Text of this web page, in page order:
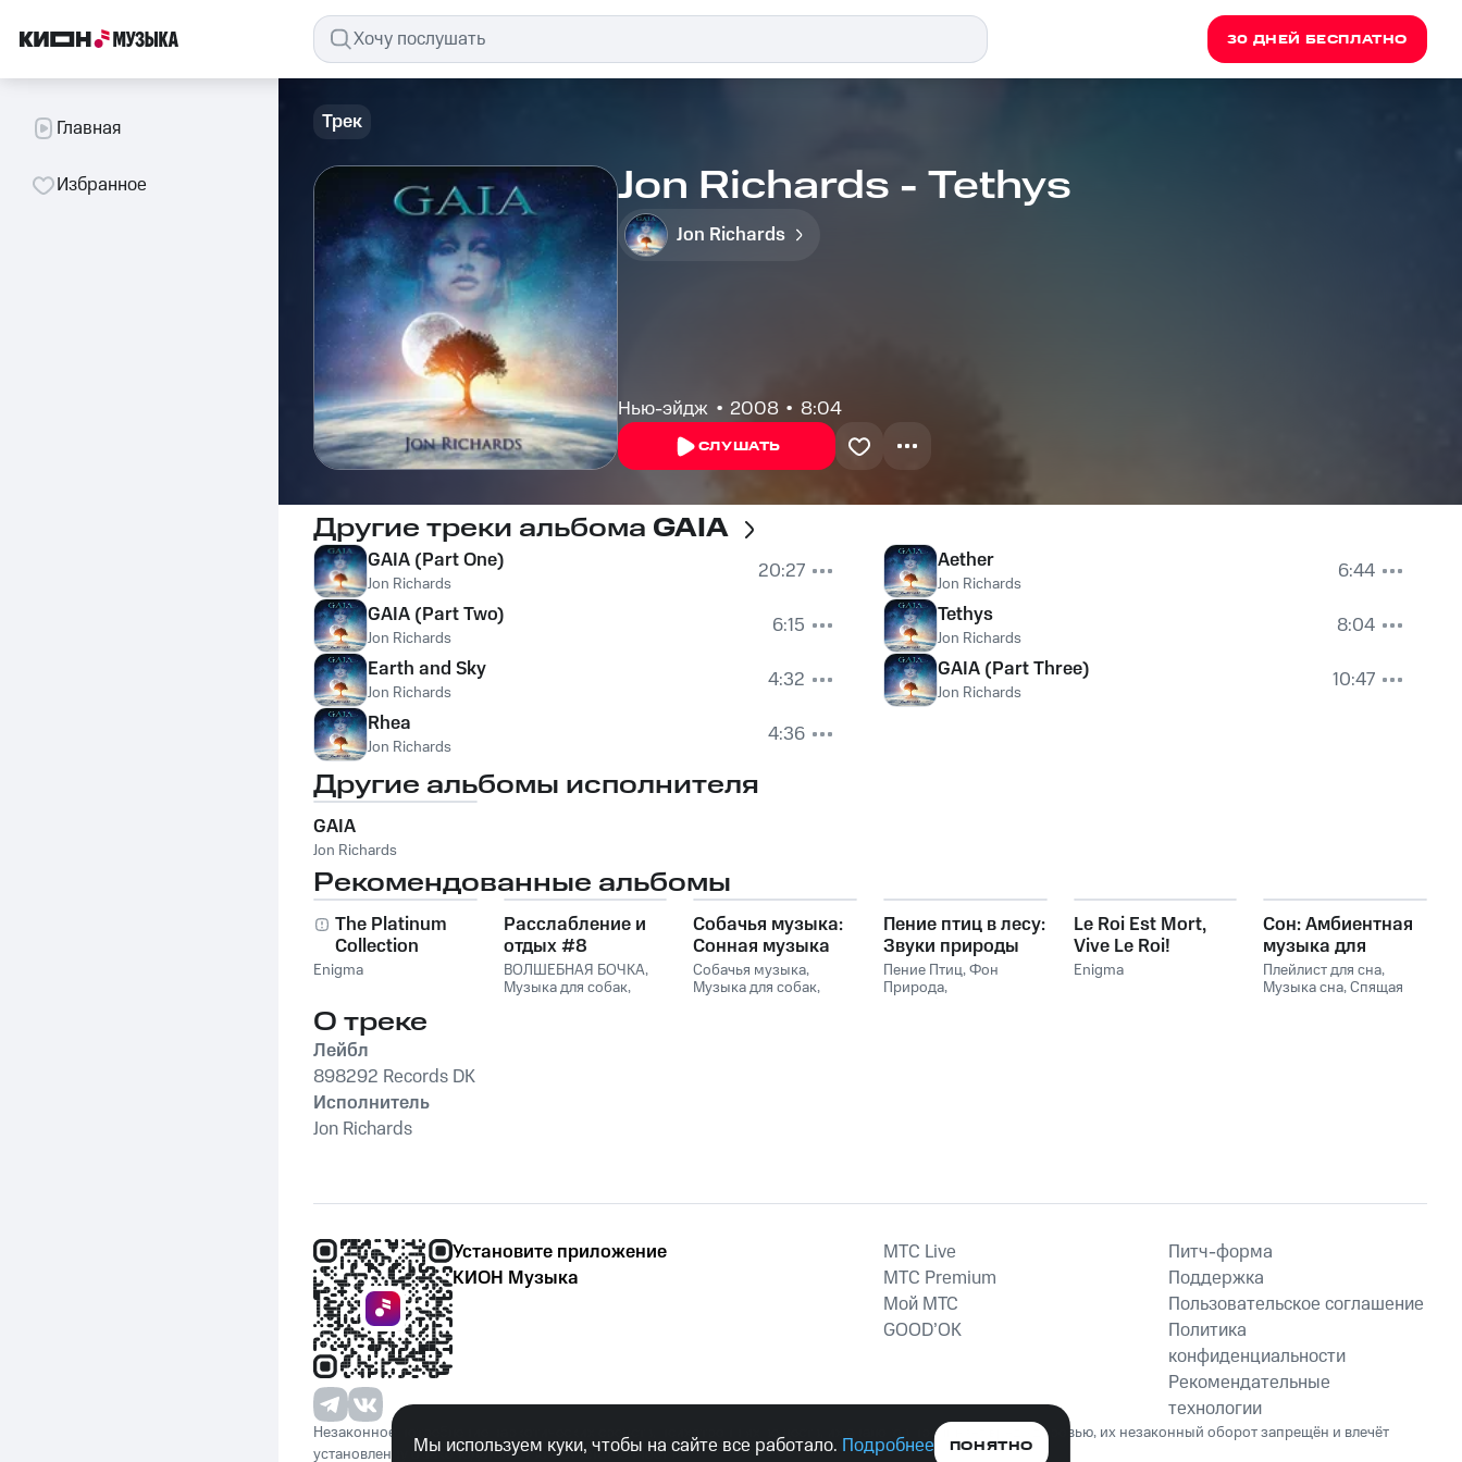
30 ДНЕЙ БЕСПЛАТНО
Главная
Избранное
Трек
Jon Richards - Tethys
Jon Richards
Нью-эйдж 2008 8:04
СЛУШАТЬ
Другие треки альбома GAIA
GAIA (Part One)
Jon Richards
20:27
GAIA (Part Two)
Jon Richards
6:15
Earth and Sky
Jon Richards
4:32
Rhea
Jon Richards 4:36
Aether
Jon Richards
6:44
Tethys
Jon Richards
8:04
GAIA (Part Three)
Jon Richards 10:47
Другие альбомы исполнителя
GAIA
Jon Richards
Рекомендованные альбомы
The Platinum
Collection
Enigma
Расслабление и
отдых #8
ВОЛШЕБНАЯ БОЧКА,
Музыка для собак,
Собачья музыка:
Сонная музыка
для собак и
музыка для
Собачья музыка,
Музыка для собак,
Пение птиц в лесу:
Звуки природы
для сна и
релаксации
Пение Птиц,Фон
Природа,
Le Roi Est Mort,
Vive Le Roi!
Enigma
Сон: Амбиентная
музыка для
глубокого сна
Плейлист для сна,
Музыка сна,Спящая
О треке
Лейбл
898292 Records DK
Исполнитель
Jon Richards
Установите приложение
КИОН Музыка
MTС Live
MTС Premium
Мой МТС
GOOD’OK
Питч-форма
Поддержка
Пользовательское соглашение
Политика
конфиденциальности
Рекомендательные
технологии
Незаконное потребление наркотических средств, психотропных веществ, их аналогов причиняет вред здоровью, их незаконный оборот запрещён и влечёт
установленную законодательством ответственность.
Мы используем куки, чтобы на сайте все работало. Подробнее ПОНЯТНО